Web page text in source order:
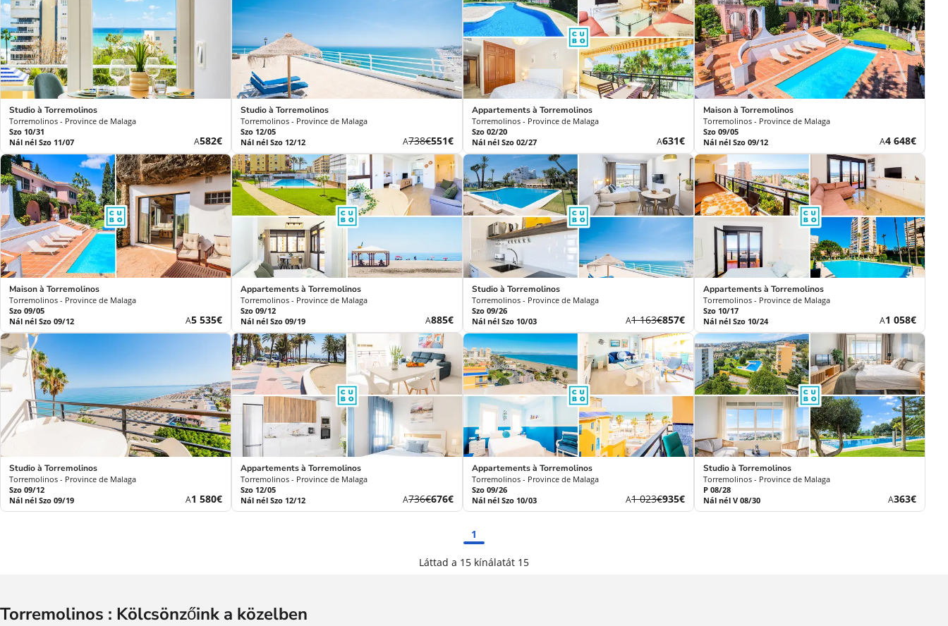
Studio à Torremolinos
Torremolinos - Province de Malaga
Szo 10/31
Nál nél Szo 11/07
AÚj
ár
582€
Studio à Torremolinos
Torremolinos - Province de Malaga
Szo 12/05
Nál nél Szo 12/12
AKorábbi
díj
738€Új
ár
551€
Appartements à Torremolinos
Torremolinos - Province de Malaga
Szo 02/20
Nál nél Szo 02/27
AÚj
ár
631€
Maison à Torremolinos
Torremolinos - Province de Malaga
Szo 09/05
Nál nél Szo 09/12
AÚj
ár
4 648€
Maison à Torremolinos
Torremolinos - Province de Malaga
Szo 09/05
Nál nél Szo 09/12
AÚj
ár
5 535€
Appartements à Torremolinos
Torremolinos - Province de Malaga
Szo 09/12
Nál nél Szo 09/19
AÚj
ár
885€
Studio à Torremolinos
Torremolinos - Province de Malaga
Szo 09/26
Nál nél Szo 10/03
AKorábbi
díj
1 163€Új
ár
857€
Appartements à Torremolinos
Torremolinos - Province de Malaga
Szo 10/17
Nál nél Szo 10/24
AÚj
ár
1 058€
Studio à Torremolinos
Torremolinos - Province de Malaga
Szo 09/12
Nál nél Szo 09/19
AÚj
ár
1 580€
Appartements à Torremolinos
Torremolinos - Province de Malaga
Szo 12/05
Nál nél Szo 12/12
AKorábbi
díj
736€Új
ár
676€
Appartements à Torremolinos
Torremolinos - Province de Malaga
Szo 09/26
Nál nél Szo 10/03
AKorábbi
díj
1 023€Új
ár
935€
Studio à Torremolinos
Torremolinos - Province de Malaga
P 08/28
Nál nél V 08/30
AÚj
ár
363€
1
Láttad a 15 kínálatát 15
Torremolinos : Kölcsönzőink a közelben